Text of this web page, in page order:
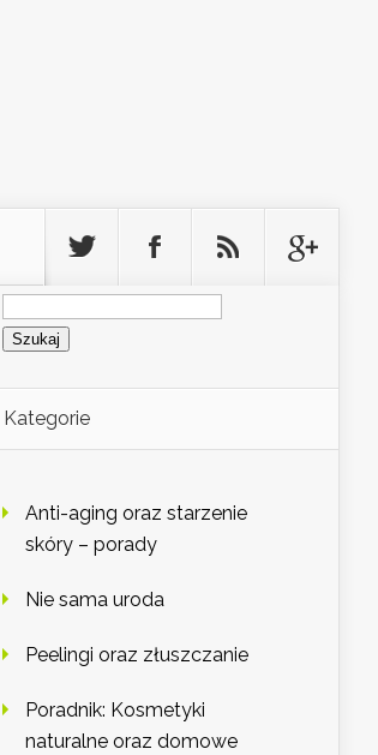
Szukaj:
Kategorie
Anti-aging oraz starzenie
skóry – porady
Nie sama uroda
Peelingi oraz złuszczanie
Poradnik: Kosmetyki
naturalne oraz domowe